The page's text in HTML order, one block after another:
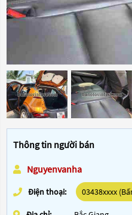
Thông tin người bán
Nguyenvanha
Điện thoại: 03438xxxx